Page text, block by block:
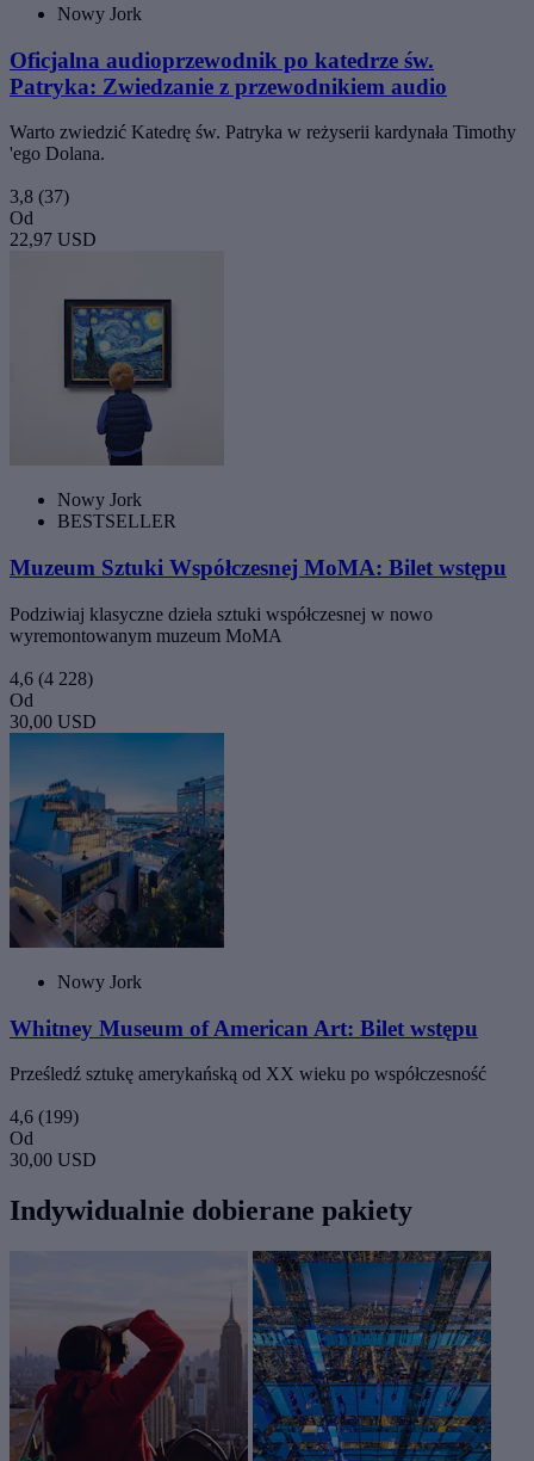
Nowy Jork
Oficjalna audioprzewodnik po katedrze św.
Patryka: Zwiedzanie z przewodnikiem audio
Warto zwiedzić Katedrę św. Patryka w reżyserii kardynała Timothy
'ego Dolana.
3,8 (37)
Od
22,97 USD
Nowy Jork
BESTSELLER
Muzeum Sztuki Współczesnej MoMA: Bilet wstępu
Podziwiaj klasyczne dzieła sztuki współczesnej w nowo
wyremontowanym muzeum MoMA
4,6 (4 228)
Od
30,00 USD
Nowy Jork
Whitney Museum of American Art: Bilet wstępu
Prześledź sztukę amerykańską od XX wieku po współczesność
4,6 (199)
Od
30,00 USD
Indywidualnie dobierane pakiety